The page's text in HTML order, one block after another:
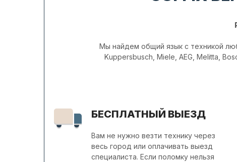
Мы найдем общий язык с техникой
Kuppersbusch, Miele, AEG, Melitta,
БЕСПЛАТНЫЙ ВЫЕЗД
Вам не нужно везти технику через
весь город или оплачивать выезд
специалиста. Если поломку нельзя